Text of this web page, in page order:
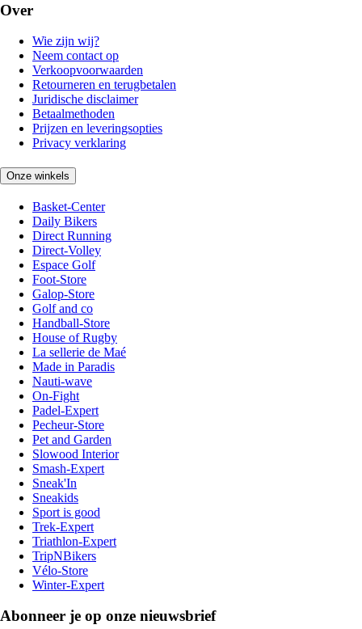
Over
Wie zijn wij?
Neem contact op
Verkoopvoorwaarden
Retourneren en terugbetalen
Juridische disclaimer
Betaalmethoden
Prijzen en leveringsopties
Privacy verklaring
Onze winkels
Basket-Center
Daily Bikers
Direct Running
Direct-Volley
Espace Golf
Foot-Store
Galop-Store
Golf and co
Handball-Store
House of Rugby
La sellerie de Maé
Made in Paradis
Nauti-wave
On-Fight
Padel-Expert
Pecheur-Store
Pet and Garden
Slowood Interior
Smash-Expert
Sneak'In
Sneakids
Sport is good
Trek-Expert
Triathlon-Expert
TripNBikers
Vélo-Store
Winter-Expert
Abonneer je op onze nieuwsbrief